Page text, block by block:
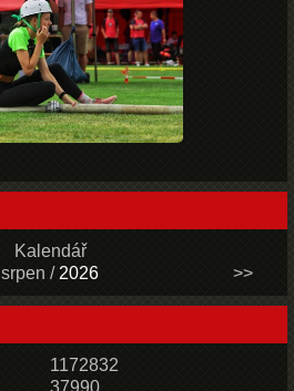
Kalendář
srpen / 2026 >>
1172832
37990